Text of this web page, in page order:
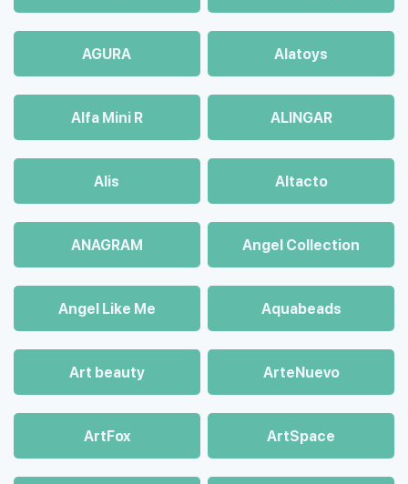
AGURA Alatoys
Alfa Mini R ALINGAR
Alis Altacto
ANAGRAM Angel Collection
Angel Like Me Aquabeads
Art beauty ArteNuevo
ArtFox ArtSpace